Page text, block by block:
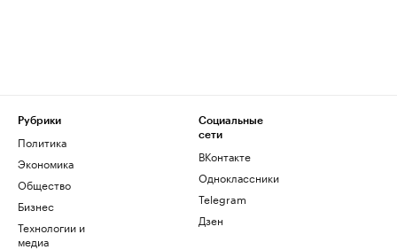
Рубрики
Политика
Экономика
Общество
Бизнес
Технологии и
медиа
Социальные
сети
ВКонтакте
Одноклассники
Telegram
Дзен